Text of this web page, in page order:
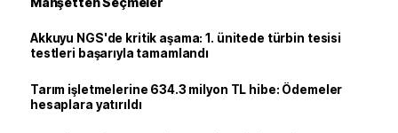
Akkuyu NGS'de kritik aşama: 1. ünitede türbin tesisi
testleri başarıyla tamamlandı
Tarım işletmelerine 634.3 milyon TL hibe: Ödemeler
hesaplara yatırıldı